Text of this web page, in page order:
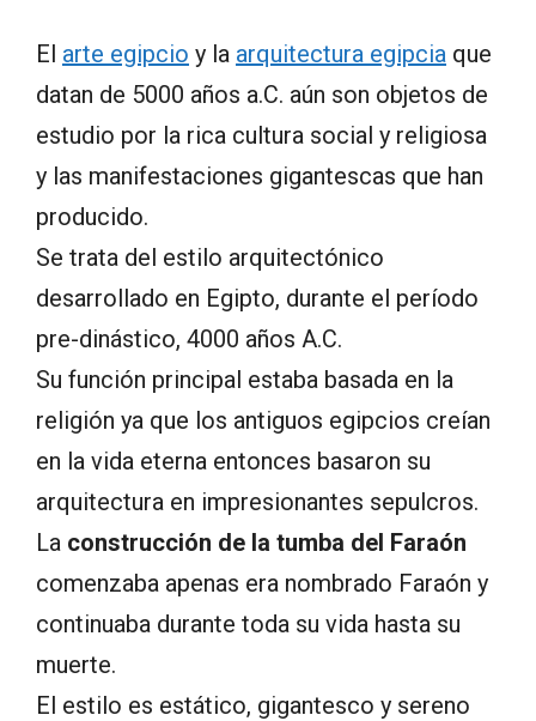
El arte egipcio y la arquitectura egipcia que
datan de 5000 años a.C. aún son objetos de
estudio por la rica cultura social y religiosa
y las manifestaciones gigantescas que han
producido.
Se trata del estilo arquitectónico
desarrollado en Egipto, durante el período
pre-dinástico, 4000 años A.C.
Su función principal estaba basada en la
religión ya que los antiguos egipcios creían
en la vida eterna entonces basaron su
arquitectura en impresionantes sepulcros.
La construcción de la tumba del Faraón
comenzaba apenas era nombrado Faraón y
continuaba durante toda su vida hasta su
muerte.
El estilo es estático, gigantesco y sereno